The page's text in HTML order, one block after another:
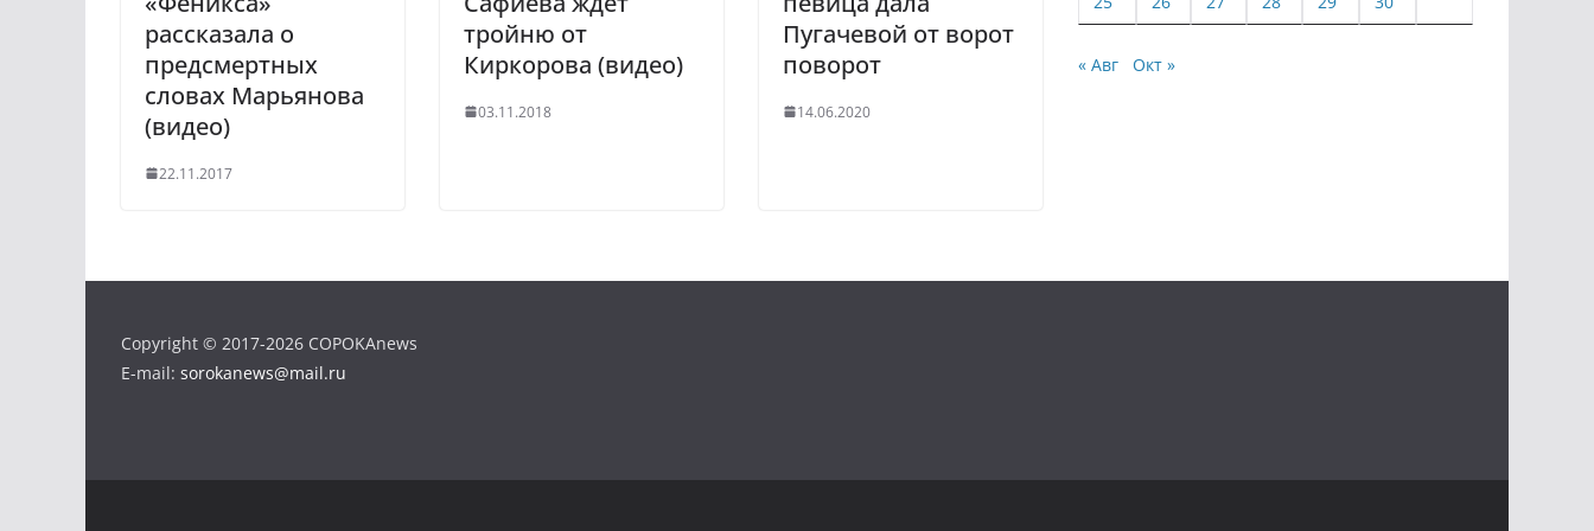
i
рассказала о
предсмертных
словах Марьянова
(видео)
22.11.2017
тройню от
Киркорова (видео)
03.11.2018
Пугачевой от ворот
поворот
14.06.2020
« Авг Окт »
Copyright © 2017-2026 COPOKAnews
E-mail: sorokanews@mail.ru